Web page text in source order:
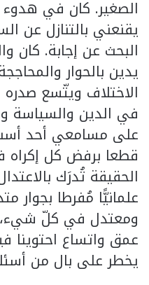
الصغير. كان في هدوء
يقنعني بالتنازل عن
البحث عن إجابة. كان
يدين بالحوار
الاختلاف ويتّسع
في الدين والسياسة
على مسامعي أحد أسس
قطعا برفض كل إكراه
الحقيقة تُدرَك
علمانيًّا مُفرطا بجوار
ومعتدل في كلّ شيء،
عمق واتساع احتوينا
يخطر على بال من